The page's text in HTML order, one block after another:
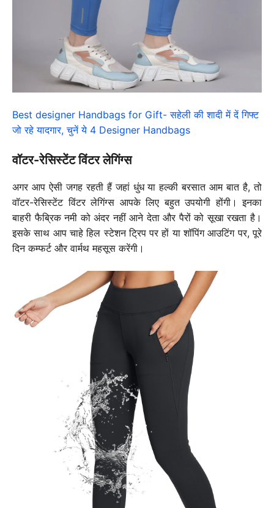
Best designer Handbags for Gift- सहेली की शादी में दें गिफ्ट
जो रहे यादगार, चुनें ये 4 Designer Handbags
वॉटर-रेसिस्टेंट विंटर लेगिंग्स
अगर आप ऐसी जगह रहती हैं जहां धुंध या हल्की बरसात आम बात है, तो
वॉटर-रेसिस्टेंट विंटर लेगिंग्स आपके लिए बहुत उपयोगी होंगी। इनका
बाहरी फैब्रिक नमी को अंदर नहीं आने देता और पैरों को सूखा रखता है।
इसके साथ आप चाहे हिल स्टेशन ट्रिप पर हों या शॉपिंग आउटिंग पर, पूरे
दिन कम्फर्ट और वार्मथ महसूस करेंगी।